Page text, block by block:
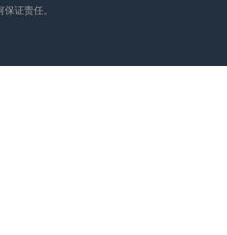
证责任。